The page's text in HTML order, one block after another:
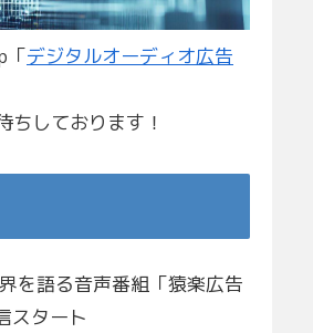
「デジタルオーディオ広告
ちしております！
を語る音声番組「猿楽広告
スタート